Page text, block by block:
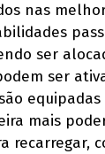
nas
ser
ser
mais
recarregar,